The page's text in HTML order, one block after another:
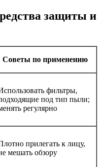
защиты и
Советы по применению
фильтры,
под тип пыли;
регулярнo
прилегать к лицу,
мешать обзору